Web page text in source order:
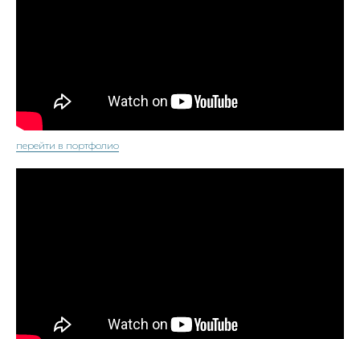
перейти в портфолио